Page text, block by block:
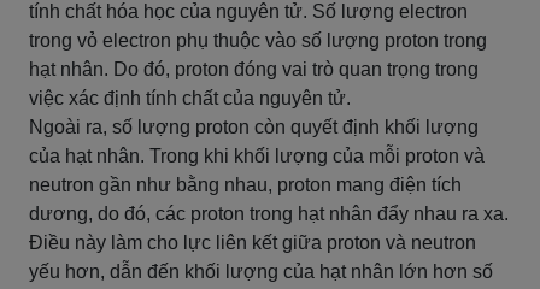
tính chất hóa học của nguyên tử. Số lượng electron
trong vỏ electron phụ thuộc vào số lượng proton trong
hạt nhân. Do đó, proton đóng vai trò quan trọng trong
việc xác định tính chất của nguyên tử.
Ngoài ra, số lượng proton còn quyết định khối lượng
của hạt nhân. Trong khi khối lượng của mỗi proton và
neutron gần như bằng nhau, proton mang điện tích
dương, do đó, các proton trong hạt nhân đẩy nhau ra xa.
Điều này làm cho lực liên kết giữa proton và neutron
yếu hơn, dẫn đến khối lượng của hạt nhân lớn hơn số